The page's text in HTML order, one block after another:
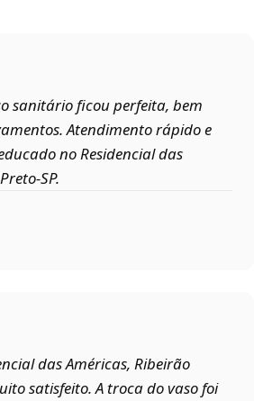
sanitário ficou perfeita, bem
Atendimento rápido e
no Residencial das
das Américas, Ribeirão
satisfeito. A troca do vaso foi